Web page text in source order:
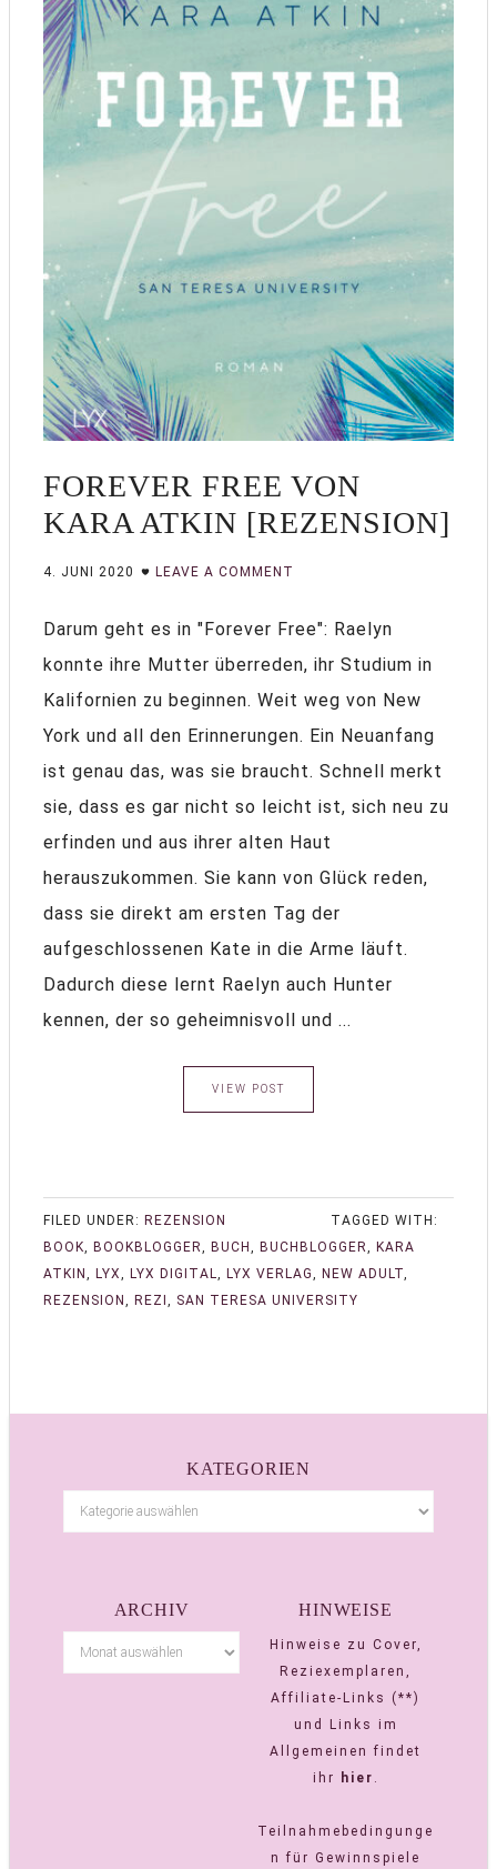
FOREVER FREE VON
KARA ATKIN [REZENSION]
4. JUNI 2020 LEAVE A COMMENT
Darum geht es in "Forever Free": Raelyn
konnte ihre Mutter überreden, ihr Studium in
Kalifornien zu beginnen. Weit weg von New
York und all den Erinnerungen. Ein Neuanfang
ist genau das, was sie braucht. Schnell merkt
sie, dass es gar nicht so leicht ist, sich neu zu
erfinden und aus ihrer alten Haut
herauszukommen. Sie kann von Glück reden,
dass sie direkt am ersten Tag der
aufgeschlossenen Kate in die Arme läuft.
Dadurch diese lernt Raelyn auch Hunter
kennen, der so geheimnisvoll und ...
VIEW POST
FILED UNDER: REZENSION
TAGGED WITH:
BOOK, BOOKBLOGGER, BUCH , BUCHBLOGGER, KARA
ATKIN , LYX, LYX DIGITAL, LYX VERLAG, NEW ADULT,
REZENSION , REZI , SAN TERESA UNIVERSITY
KATEGORIEN
ARCHIV HINWEISE
Hinweise zu Cover,
Reziexemplaren,
Affiliate-Links (**)
und Links im
Allgemeinen findet
ihr
hier .
Teilnahmebedingunge
n für Gewinnspiele